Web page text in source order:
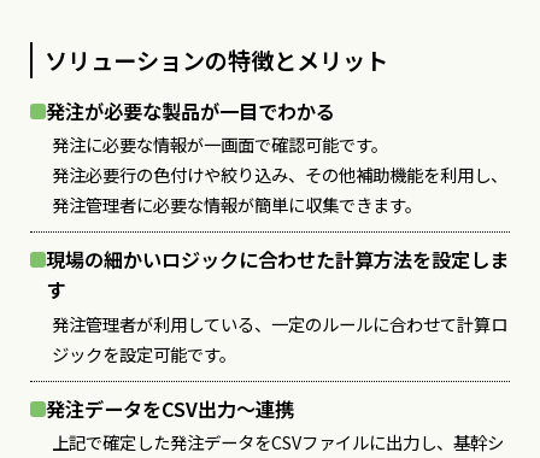
ソリューションの特徴とメリット
発注が必要な製品が一目でわかる
発注に必要な情報が一画面で確認可能です。
発注必要行の色付けや絞り込み、その他補助機能を利用し、
発注管理者に必要な情報が簡単に収集できます。
現場の細かいロジックに合わせた計算方法を設定しま
す
発注管理者が利用している、一定のルールに合わせて計算ロ
ジックを設定可能です。
発注データをCSV出力～連携
上記で確定した発注データをCSVファイルに出力し、基幹シ